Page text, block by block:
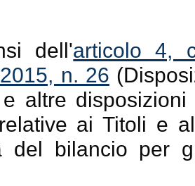
dell'articolo 4,
n. 26
altre
ai Titoli e
del bilancio per